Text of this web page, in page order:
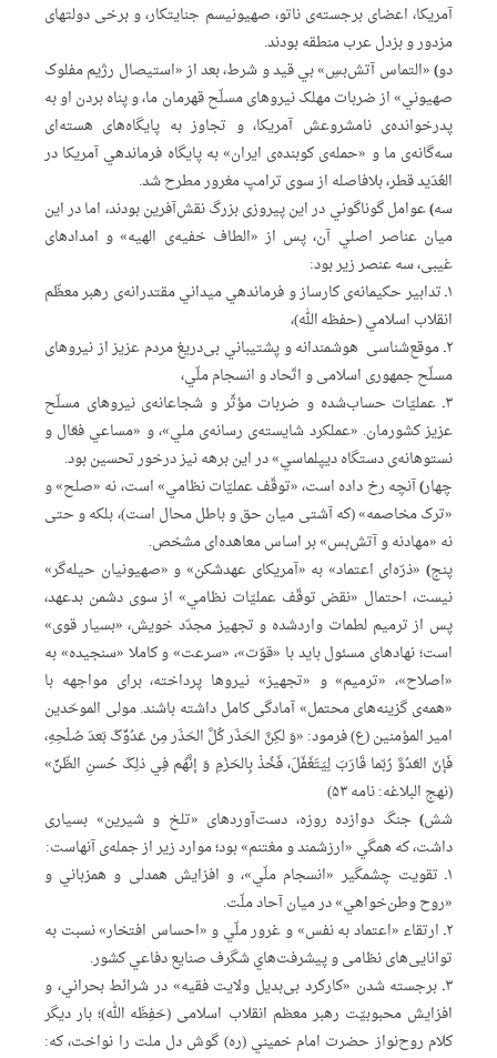
آمریکا، اعضای برجسته‌ی ناتو، صهیونیسم جنایتکار، و برخی دولتهای
مزدور و بزدل عرب منطقه بودند.
دو)«التماس آتش‌بسِ» بي قید و شرط، بعد از «استیصال رژیم مفلوک
صهیوني» از ضربات مهلک نیروهای مسلّح قهرمان ما، و پناه بردن او به
پدرخوانده‌ی نامشروعش آمریکا، و تجاوز به پایگاه‌های هسته‌ای
سه‌گانه‌ی ما و «حمله‌ی کوبنده‌ی ایران» به پایگاه فرماندهي آمریکا در
العُدَيد قطر، بلافاصله از سوی ترامپ مغرور مطرح شد.
سه)عوامل گوناگوني در این پیروزی بزرگ نقش‌آفرین بودند، اما در این
میان عناصر اصلي آن، پس از «الطاف خفیه‌ی الهیه» و امدادهای
غیبی، سه عنصر زیر بود:
۱ـ تدابیر حکیمانه‌‌ی کارساز و فرماندهي میداني مقتدرانه‌ی رهبر معظّم
انقلاب اسلامي (حفظه الله)،
۲ـ موقع‌‌شناسی هوشمندانه و پشتیباني بی‌دریغ مردم عزیز از نیروهای
مسلّح جمهوری اسلامی و اتّحاد و انسجام ملّي،
۳ـ عملیّات حساب‌شده و ضربات مؤثّر و شجاعانه‌ی نیروهای مسلّح
عزیز کشورمان. «عملکرد شایسته‌ی رسانه‌ی ملي»، و «مساعي فعّال و
نستوهانه‌ی دستگاه دیپلماسي» در این برهه نیز درخور تحسین بود.
چهار)آنچه رخ داده است، «توقّف عملیّات نظامي» است، نه «صلح» و
«ترک مخاصمه» (که آشتی میان حق و باطل محال است)، بلکه و حتی
نه «مهادنه و آتش‌بس» بر اساس معاهده‌ای مشخص.
پنج) «ذرّه‌ای اعتماد» به «آمریکای عهدشکن» و «صهیونیان حیله‌گر»
نیست، احتمال «نقض توقّف عملیّات نظامي» از سوی دشمن بدعهد،
پس از ترمیم لطمات واردشده و تجهیز مجدّد خویش، «بسیار قوی»
است؛ نهادهای مسئول باید با «قوّت»، «سرعت» و کاملا «سنجیده» به
«اصلاح»، «ترمیم» و «تجهیز» نیروها پرداخته، برای مواجهه با
«همه‌ی گزینه‌های محتمل» آمادگی کامل داشته باشند. مولی الموحّدین
امیر المؤمنین (ع) فرمود: «وَ لکِنَّ الحَذَر کُلَّ الحَذَر مِنْ عَدُوِّکَ بَعدَ صُلْحِهِ،
فَإنّ العَدُوَّ رُبّما قَارَبَ لِیَتَغَفّلَ، فَخُذْ بِالحَزْمِ وَ إنَّهُم فِي ذلِکَ حُسنِ الظّنِّ»
(نهج البلاغه: نامه ۵۳)
شش) جنگ دوازده روزه، دست‌آوردهای «تلخ و شیرین» بسیاری
داشت، که همگي «ارزشمند و مغتنم» بود؛ موارد زیر از جمله‌ی آنهاست:
۱ـ تقویت چشمگیر «انسجام ملّي»، و افزایش همدلی و همزباني و
«روح وطن‌خواهي» در میان آحاد ملّت.
۲ـ ارتقاء «اعتماد به نفس» و غرور ملّي و «احساس افتخار» نسبت به
توانایی‌های نظامی و پیشرفت‌هاي شگرف صنایع دفاعي کشور.
۳ـ برجسته شدن «کارکرد بی‌بدیل ولایت فقیه» در شرائط بحراني، و
افزایش محبوبیّت رهبر معظم انقلاب اسلامی (حَفِظَه الله)؛ بار دیگر
کلام روح‌نواز حضرت امام خمیني (ره) گوش دل ملت را نواخت، که: